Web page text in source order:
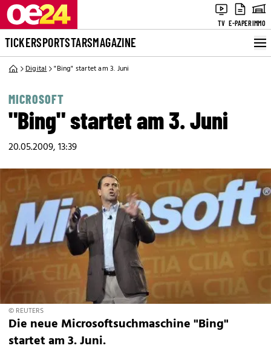
TV E-PAPERIMMO
TICKERSPORTSTARSMAGAZINE
Digital "Bing" startet am 3. Juni
MICROSOFT
"Bing" startet am 3. Juni
20.05.2009, 13:39
© REUTERS
Die neue Microsoftsuchmaschine "Bing"
startet am 3. Juni.